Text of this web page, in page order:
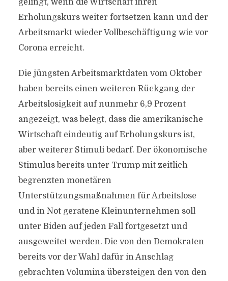
gelingt, wenn die Wirtschaft ihren
Erholungskurs weiter fortsetzen kann und der
Arbeitsmarkt wieder Vollbeschäftigung wie vor
Corona erreicht.
Die jüngsten Arbeitsmarktdaten vom Oktober
haben bereits einen weiteren Rückgang der
Arbeitslosigkeit auf nunmehr 6,9 Prozent
angezeigt, was belegt, dass die amerikanische
Wirtschaft eindeutig auf Erholungskurs ist,
aber weiterer Stimuli bedarf. Der ökonomische
Stimulus bereits unter Trump mit zeitlich
begrenzten monetären
Unterstützungsmaßnahmen für Arbeitslose
und in Not geratene Kleinunternehmen soll
unter Biden auf jeden Fall fortgesetzt und
ausgeweitet werden. Die von den Demokraten
bereits vor der Wahl dafür in Anschlag
gebrachten Volumina übersteigen den von den